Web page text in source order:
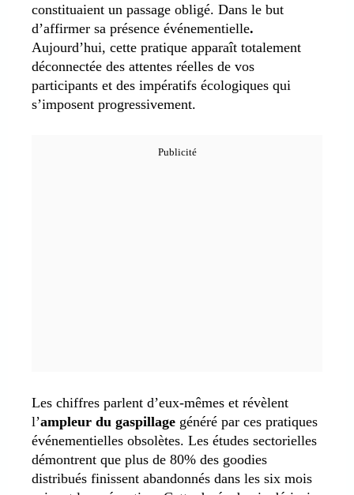
constituaient un passage obligé. Dans le but
d’affirmer sa présence événementielle.
Aujourd’hui, cette pratique apparaît totalement
déconnectée des attentes réelles de vos
participants et des impératifs écologiques qui
s’imposent progressivement.
Les chiffres parlent d’eux-mêmes et révèlent
l’ampleur du gaspillage généré par ces pratiques
événementielles obsolètes. Les études sectorielles
démontrent que plus de 80% des goodies
distribués finissent abandonnés dans les six mois